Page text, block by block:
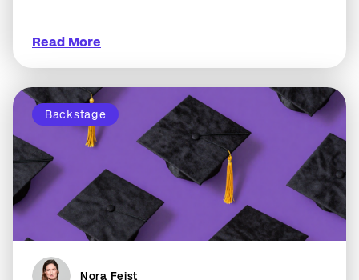
Read More
Backstage
Nora Feist